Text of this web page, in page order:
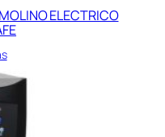
ELECTRICO